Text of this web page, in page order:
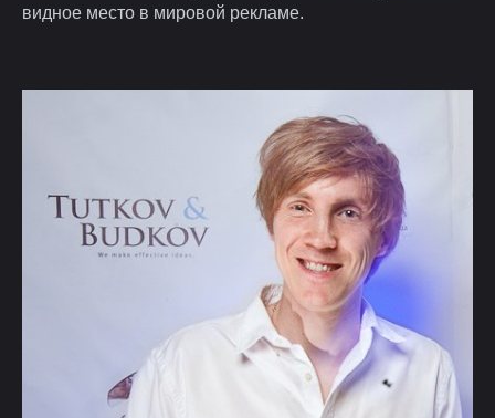
видное место в мировой рекламе.